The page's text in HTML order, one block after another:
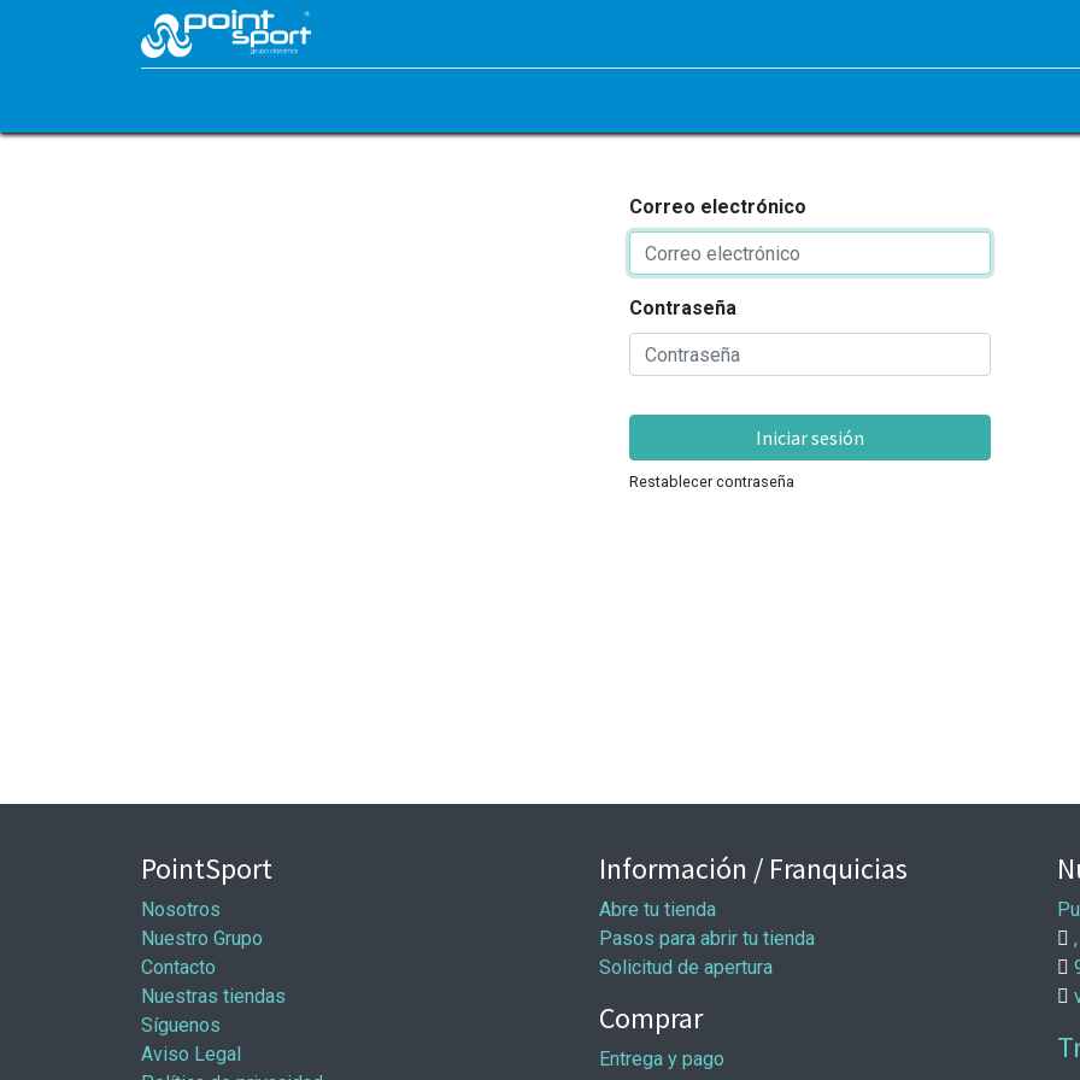
Correo electrónico
Contraseña
Iniciar sesión
Restablecer contraseña
PointSport
Nosotros
Nuestro Grupo
Contacto
Nuestras tiendas
Síguenos
Aviso Legal
Información / Franquicias
Abre tu tienda
Pasos para abrir tu tienda
Solicitud de apertura
Comprar
Entrega y pago